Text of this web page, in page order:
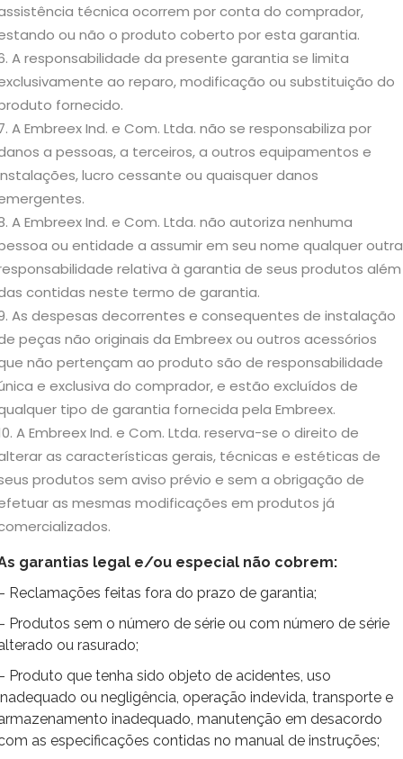
técnica ocorrem por conta do comprador,
ou não o produto coberto por esta garantia.
A responsabilidade da presente garantia se limita
ao reparo, modificação ou substituição do
fornecido.
A Embreex Ind. e Com. Ltda. não se responsabiliza por
a pessoas, a terceiros, a outros equipamentos e
lucro cessante ou quaisquer danos
A Embreex Ind. e Com. Ltda. não autoriza nenhuma
ou entidade a assumir em seu nome qualquer outra
relativa à garantia de seus produtos além
contidas neste termo de garantia.
As despesas decorrentes e consequentes de instalação
peças não originais da Embreex ou outros acessórios
não pertençam ao produto são de responsabilidade
e exclusiva do comprador, e estão excluídos de
tipo de garantia fornecida pela Embreex.
A Embreex Ind. e Com. Ltda. reserva-se o direito de
as características gerais, técnicas e estéticas de
produtos sem aviso prévio e sem a obrigação de
as mesmas modificações em produtos já
garantias legal e/ou especial não cobrem:
Reclamações feitas fora do prazo de garantia;
Produtos sem o número de série ou com número de série
ou rasurado;
Produto que tenha sido objeto de acidentes, uso
ou negligência, operação indevida, transporte e
inadequado, manutenção em desacordo
as especificações contidas no manual de instruções;